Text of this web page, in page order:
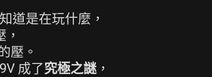
道是在玩什麼，
壓。
成了究極之謎，